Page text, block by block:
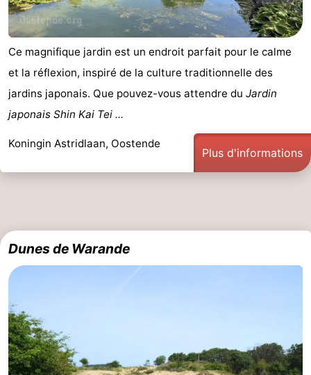
Ce magnifique jardin est un endroit parfait pour le calme
et la réflexion, inspiré de la culture traditionnelle des
jardins japonais. Que pouvez-vous attendre du Jardin
japonais Shin Kai Tei ...
Koningin Astridlaan, Oostende
Plus d'informations
Dunes de Warande